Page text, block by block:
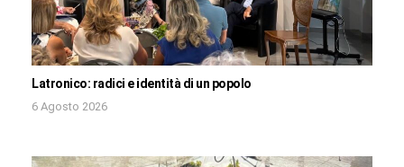
Latronico: radici e identità di un popolo
6 Agosto 2026